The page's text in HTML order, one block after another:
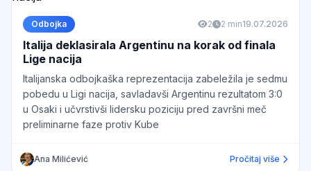
Odbojka 2 2 min19.07.2026
Italija deklasirala Argentinu na korak od finala
Lige nacija
Italijanska odbojkaška reprezentacija zabeležila je sedmu
pobedu u Ligi nacija, savladavši Argentinu rezultatom 3:0
u Osaki i učvrstivši lidersku poziciju pred završni meč
preliminarne faze protiv Kube
Ana Milićević Pročitaj više